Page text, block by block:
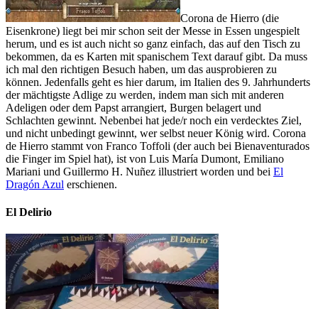
Corona de Hierro (die
Eisenkrone) liegt bei mir schon seit der Messe in Essen ungespielt
herum, und es ist auch nicht so ganz einfach, das auf den Tisch zu
bekommen, da es Karten mit spanischem Text darauf gibt. Da muss
ich mal den richtigen Besuch haben, um das ausprobieren zu
können. Jedenfalls geht es hier darum, im Italien des 9. Jahrhunderts
der mächtigste Adlige zu werden, indem man sich mit anderen
Adeligen oder dem Papst arrangiert, Burgen belagert und
Schlachten gewinnt. Nebenbei hat jede/r noch ein verdecktes Ziel,
und nicht unbedingt gewinnt, wer selbst neuer König wird. Corona
de Hierro stammt von Franco Toffoli (der auch bei Bienaventurados
die Finger im Spiel hat), ist von Luis María Dumont, Emiliano
Mariani und Guillermo H. Nuñez illustriert worden und bei El
Dragón Azul erschienen.
El Delirio